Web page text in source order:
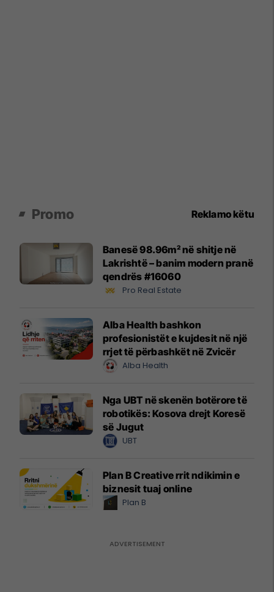
Promo Reklamo këtu
Banesë 98.96m² në shitje në
Lakrishtë – banim modern pranë
qendrës #16060
Pro Real Estate
Alba Health bashkon
profesionistët e kujdesit në një
rrjet të përbashkët në Zvicër
Alba Health
Nga UBT në skenën botërore të
robotikës: Kosova drejt Koresë
së Jugut
UBT
Plan B Creative rrit ndikimin e
biznesit tuaj online
Plan B